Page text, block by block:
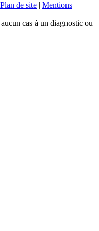
Plan de site | Mentions
cas à un diagnostic ou